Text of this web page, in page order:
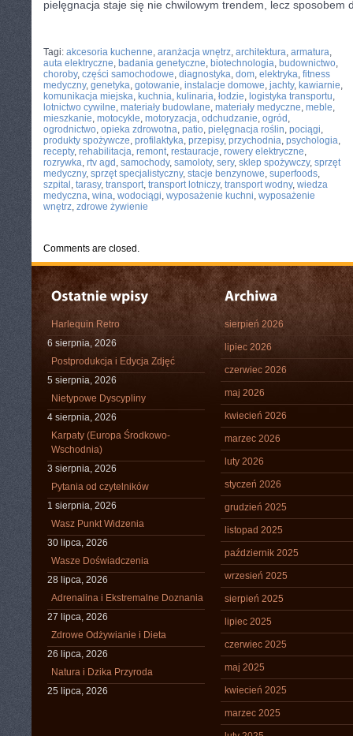
pielęgnacja staje się nie chwilowym trendem, lecz sposobem
Tagi: akcesoria kuchenne, aranżacja wnętrz, architektura, armatura,
auta elektryczne, badania genetyczne, biotechnologia, budownictwo,
choroby, części samochodowe, diagnostyka, dom, elektryka, fitness
medyczny, genetyka, gotowanie, instalacje domowe, jachty, kawiarnie,
komunikacja miejska, kuchnia, kulinaria, łodzie, logistyka transportu,
lotnictwo cywilne, materiały budowlane, materiały medyczne, meble,
mieszkanie, motocykle, motoryzacja, odchudzanie, ogród ,
ogrodnictwo, opieka zdrowotna, patio, pielęgnacja roślin, pociągi,
produkty spożywcze, profilaktyka, przepisy, przychodnia, psychologia,
recepty, rehabilitacja, remont, restauracje, rowery elektryczne,
rozrywka, rtv agd , samochody, samoloty, sery, sklep spożywczy, sprzęt
medyczny, sprzęt specjalistyczny, stacje benzynowe, superfoods,
szpital , tarasy, transport, transport lotniczy, transport wodny, wiedza
medyczna, wina, wodociągi, wyposażenie kuchni, wyposażenie
wnętrz, zdrowe żywienie
Comments are closed.
Harlequin Retro
6 sierpnia, 2026
Postprodukcja i Edycja Zdjęć
5 sierpnia, 2026
Nietypowe Dyscypliny
4 sierpnia, 2026
Karpaty (Europa Środkowo-
Wschodnia)
3 sierpnia, 2026
Pytania od czytelników
1 sierpnia, 2026
Wasz Punkt Widzenia
30 lipca, 2026
Wasze Doświadczenia
28 lipca, 2026
Adrenalina i Ekstremalne Doznania
27 lipca, 2026
Zdrowe Odżywianie i Dieta
26 lipca, 2026
Natura i Dzika Przyroda
25 lipca, 2026
sierpień 2026
lipiec 2026
czerwiec 2026
maj 2026
kwiecień 2026
marzec 2026
luty 2026
styczeń 2026
grudzień 2025
listopad 2025
październik 2025
wrzesień 2025
sierpień 2025
lipiec 2025
czerwiec 2025
maj 2025
kwiecień 2025
marzec 2025